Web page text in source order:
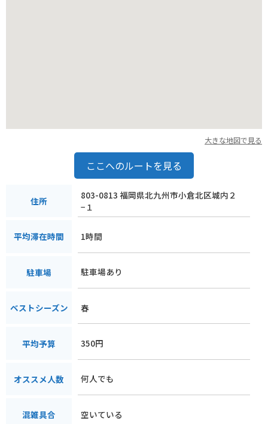
大きな地図で見る
ここへのルートを見る
住所
803-0813 福岡県北九州市小倉北区城内２
−１
平均滞在時間 1時間
駐車場 駐車場あり
ベストシーズン 春
平均予算 350円
オススメ人数 何人でも
混雑具合 空いている